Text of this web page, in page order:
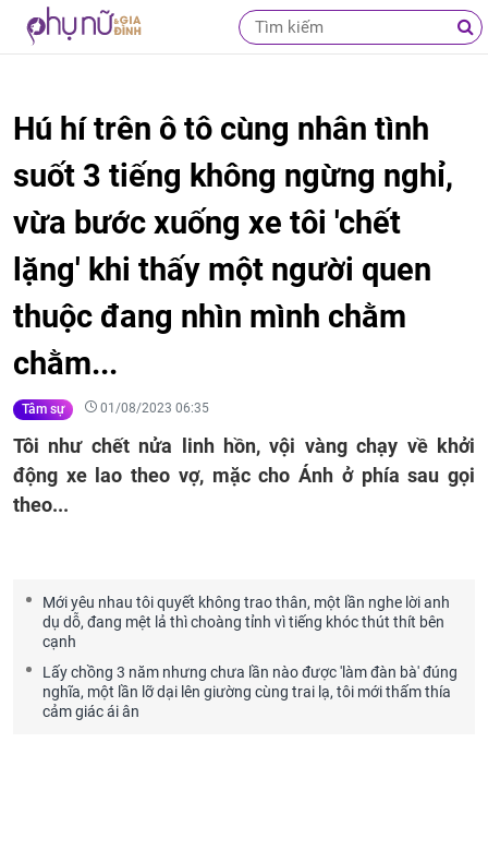
Hú hí trên ô tô cùng nhân tình
suốt 3 tiếng không ngừng nghỉ,
vừa bước xuống xe tôi 'chết
lặng' khi thấy một người quen
thuộc đang nhìn mình chằm
chằm...
Tâm sự 01/08/2023 06:35
Tôi như chết nửa linh hồn, vội vàng chạy về khởi
động xe lao theo vợ, mặc cho Ánh ở phía sau gọi
theo...
Mới yêu nhau tôi quyết không trao thân, một lần nghe lời anh
dụ dỗ, đang mệt lả thì choàng tỉnh vì tiếng khóc thút thít bên
cạnh
Lấy chồng 3 năm nhưng chưa lần nào được 'làm đàn bà' đúng
nghĩa, một lần lỡ dại lên giường cùng trai lạ, tôi mới thấm thía
cảm giác ái ân